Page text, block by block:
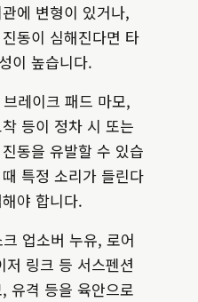
에 변형이 있거나,
동이 심해진다면 타
이 높습니다.
브레이크 패드 마모,
등이 정차 시 또는
동을 유발할 수 있습
특정 소리가 들린다
야 합니다.
업소버 누유, 로어
링크 등 서스펜션
유격 등을 육안으로